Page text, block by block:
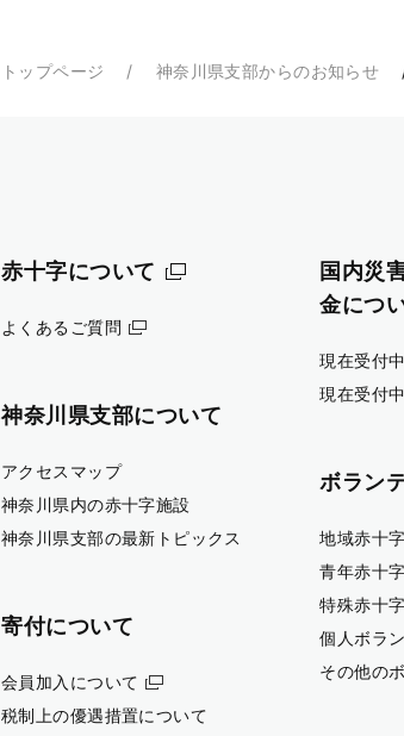
トップページ 神奈川県支部からのお知らせ
赤十字について
よくあるご質問
神奈川県支部について
アクセスマップ
神奈川県内の赤十字施設
神奈川県支部の最新トピックス
寄付について
会員加入について
税制上の優遇措置について
国内災
金につ
現在受付
現在受付
ボラン
地域赤十
青年赤十
特殊赤十
個人ボラ
その他の